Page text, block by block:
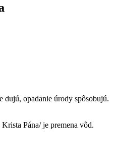
dujú, opadanie úrody spôsobujú.
Pána/ je premena vôd.